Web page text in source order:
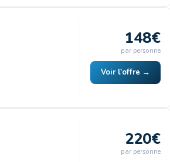
148€
par personne
Voir l'offre →
220€
par personne